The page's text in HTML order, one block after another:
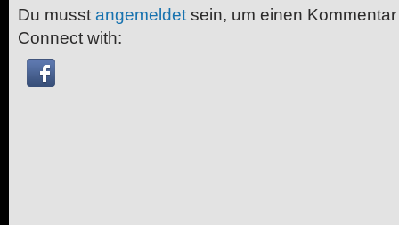
Du musst angemeldet sein, um einen
Connect with: